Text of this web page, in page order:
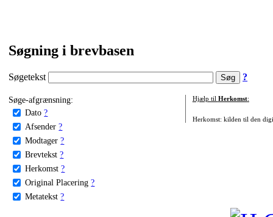
Søgning i brevbasen
Søgetekst ?
Søge-afgrænsning:
Dato ?
Afsender ?
Modtager ?
Brevtekst ?
Herkomst ?
Original Placering ?
Metatekst ?
Hjælp til Herkomst:
Herkomst: kilden til den